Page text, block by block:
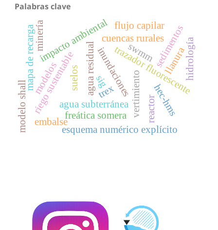
Palabras clave
trazador fluorescente
sedimentos
reactor
agua residual
impacto ambiental
vertimiento
suelos
cuencas rurales
agua subterránea
flujo capilar
riego sustentable swmm
trex
esquema numérico explícito
llanura
freática somera
inundaciones
modelos sig
minería
mapa de recarga hidrología
embalse
hec-hms
modelo shall